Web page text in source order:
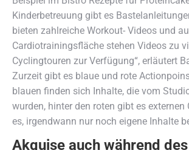
Kinderbetreuung gibt es
bieten zahlreiche Workout- Videos und
Cardiotrainingsfläche stehen Videos zu
Cyclingtouren zur Verfügung“, erläutert
Zurzeit gibt es blaue und rote
blauen finden sich Inhalte, die vom
wurden, hinter den roten gibt es externen
es, irgendwann nur noch eigene Inhalte
Akquise auch während des